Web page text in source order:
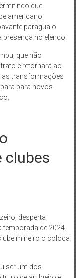
que
americano
paraguaio
no elenco.
que não
e retornará ao
as transformações
para novos
clubes
desperta
de 2024.
mineiro o coloca
ser um dos